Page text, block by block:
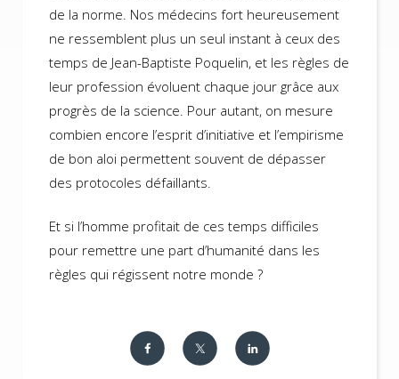
de la norme. Nos médecins fort heureusement
ne ressemblent plus un seul instant à ceux des
temps de Jean-Baptiste Poquelin, et les règles de
leur profession évoluent chaque jour grâce aux
progrès de la science. Pour autant, on mesure
combien encore l’esprit d’initiative et l’empirisme
de bon aloi permettent souvent de dépasser
des protocoles défaillants.
Et si l’homme profitait de ces temps difficiles
pour remettre une part d’humanité dans les
règles qui régissent notre monde ?